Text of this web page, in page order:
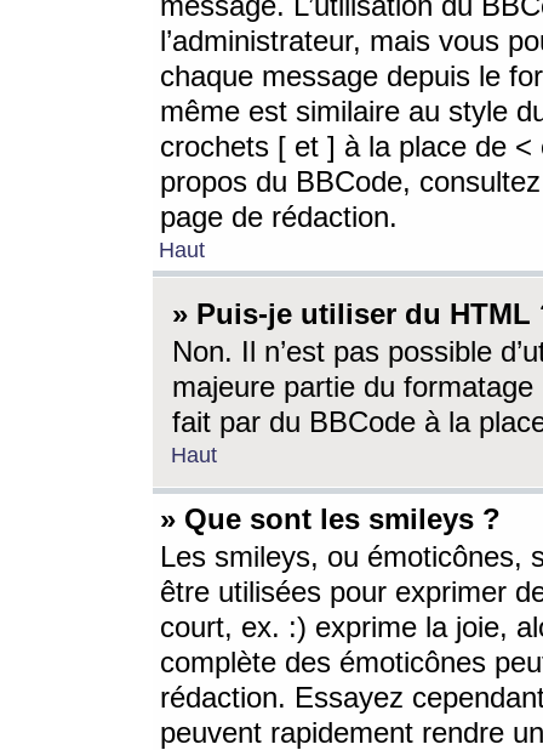
l’administrateur, mais vous
chaque message depuis le
même est similaire au style
crochets [ et ] à la place de <
propos du BBCode,
page de rédaction.
Haut
» Puis-je utiliser du HTML
Non. Il n’est pas possible
majeure partie du
fait par du BBCode à la
Haut
» Que sont les smileys ?
Les smileys, ou émoticônes,
être utilisées pour exprimer
court, ex. :) exprime la joie,
complète des émoticônes
rédaction. Essayez
peuvent rapidement rendre